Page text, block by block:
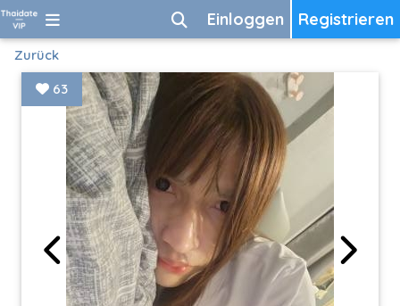
Registrieren
Einloggen
Zurück
63